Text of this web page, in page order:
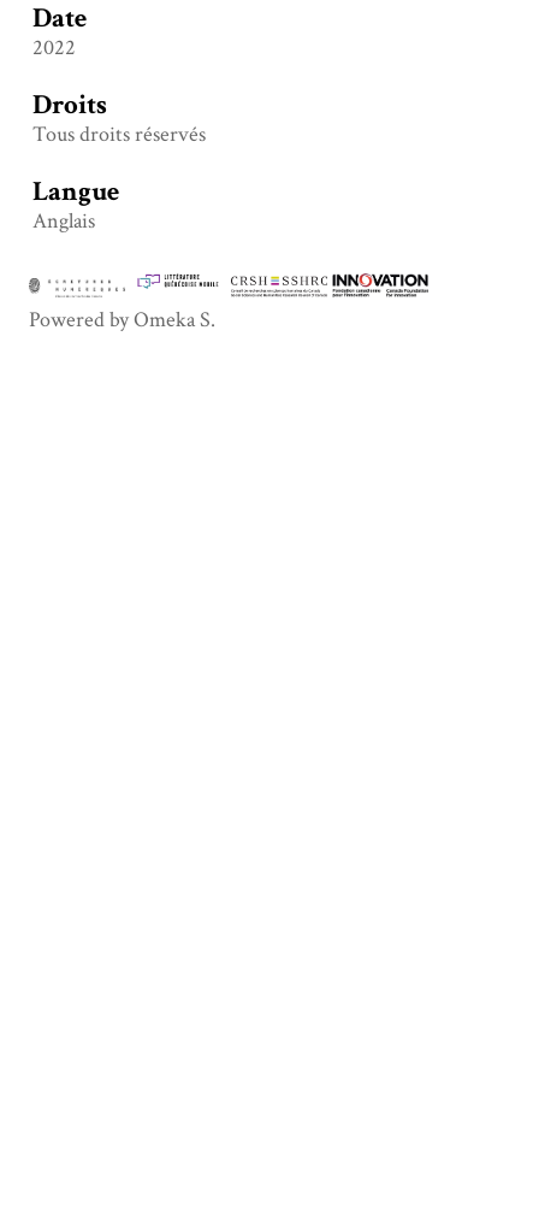
Date
2022
Droits
Tous droits réservés
Langue
Anglais
Powered by Omeka S.